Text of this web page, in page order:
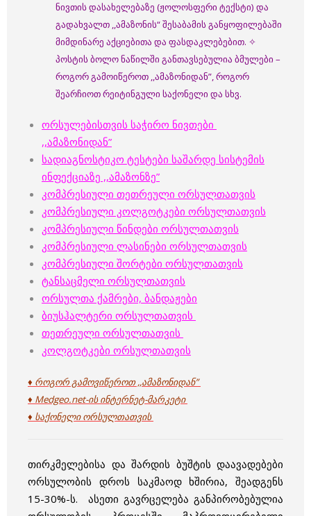
ნივთის დასახელებაზე (ჟოლოსფერი ტექსტი) და
გადახვალთ ,,ამაზონის“ შესაბამის განყოფილებაში
მიმდინარე აქციებითა და ფასდაკლებებით. ✧
პოსტის ბოლო ნაწილში განთავსებულია ბმულები –
როგორ გამოიწეროთ ,,ამაზონიდან”, როგორ
შეარჩიოთ რეიტინგული საქონელი და სხვ.
ორსულებისთვის საჭირო ნივთები
,,ამაზონიდან”
სადიაგნოსტიკო ტესტები საშარდე სისტემის
ინფექციაზე ,,ამაზონზე”
კომპრესიული თეთრეული ორსულთათვის
კომპრესიული კოლგოტკები ორსულთათვის
კომპრესიული წინდები ორსულთათვის
კომპრესიული ლასინები ორსულთათვის
კომპრესიული შორტები ორსულთათვის
ტანსაცმელი ორსულთათვის
ორსულთა ქამრები, ბანდაჟები
ბიუსჰალტერი ორსულთათვის
თეთრეული ორსულთათვის
კოლგოტკები ორსულთათვის
♦ როგორ გამოვიწეროთ ,,ამაზონიდან”
♦ Medgeo.net-ის ინტერნეტ-მარკეტი
♦ საქონელი ორსულთათვის
თირკმელებისა და შარდის ბუშტის დაავადებები
ორსულობის დროს საკმაოდ ხშირია, შეადგენს
15-30%-ს. ასეთი გავრცელება განპირობებულია